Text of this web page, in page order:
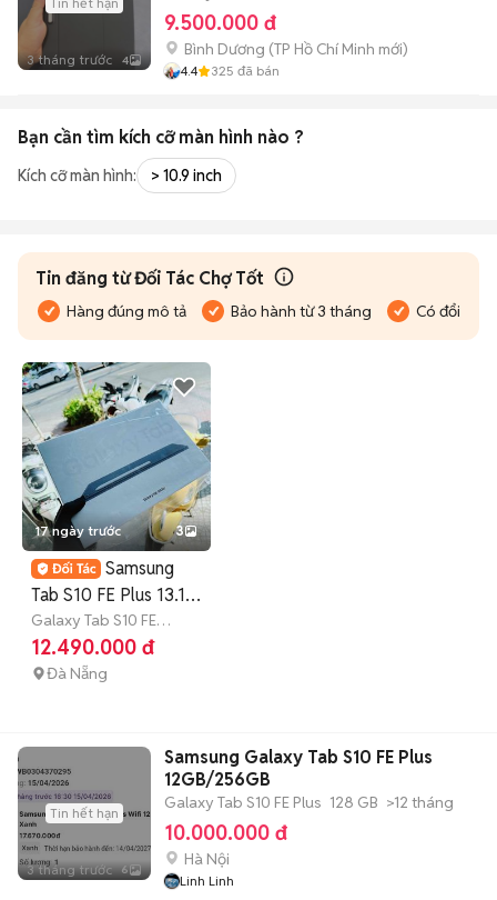
3 tháng trước 4
9.500.000 đ
Bình Dương (TP Hồ Chí Minh mới)
4.4 325 đã bán
Bạn cần tìm kích cỡ màn hình nào ?
Kích cỡ màn hình: > 10.9 inch
Tin đăng từ Đối Tác Chợ Tốt
Hàng đúng mô tả Bảo hành từ 3 tháng Có đổi trả
17 ngày trước 3
Samsung
Tab S10 FE Plus 13.1in
12GB/256G new
100%
Galaxy Tab S10 FE
Plus 256 GB 7-12
tháng
12.490.000 đ
Đà Nẵng
Tin hết hạn
3 tháng trước 6
Samsung Galaxy Tab S10 FE Plus
12GB/256GB
Galaxy Tab S10 FE Plus 128 GB >12 tháng
10.000.000 đ
Hà Nội
Linh Linh